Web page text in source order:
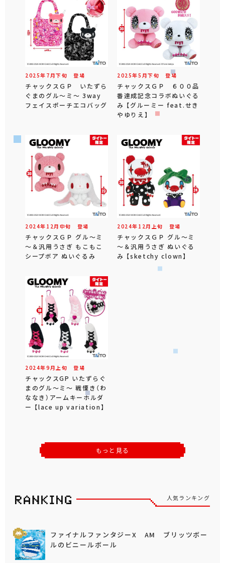
2025年 7 月下旬 登場
チャックスＧＰ いたずら
ぐまのグル～ミ～ 3way
フェイスポーチエコバッグ
2025年5 月下旬 登場
チャックスＧＰ ６００品
番達成記念コラボぬいぐる
み 【グルーミー feat.せき
やゆりえ】
2024年 12 月 中旬 登場
チャックスＧＰ グル～ミ
～＆汎用うさぎ もこもこ
シープボア ぬいぐるみ
2024年 12 月 上旬 登場
チャックスＧＰ グル～ミ
～＆汎用うさぎ ぬいぐる
み 【sketchy clown】
2024年9 月 上旬 登場
チャックスGP いたずらぐ
まのグル～ミ～ 戦慄き（わ
ななき）アームキーホルダ
ー 【lace up variation】
もっと見る
人気ランキング
ファイナルファンタジーX AM ブリッツボー
ルのビニールボール